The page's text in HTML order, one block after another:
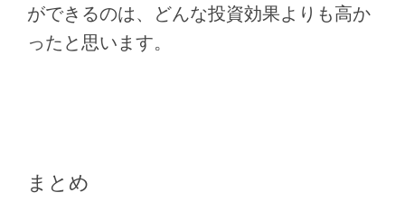
ができるのは、どんな投資効果よりも高か
ったと思います。
まとめ